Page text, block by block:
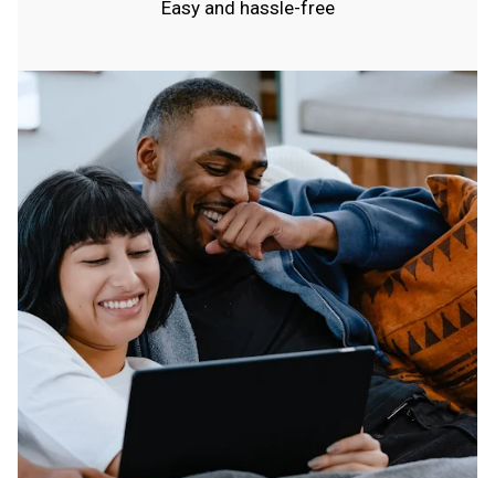
Easy and hassle-free